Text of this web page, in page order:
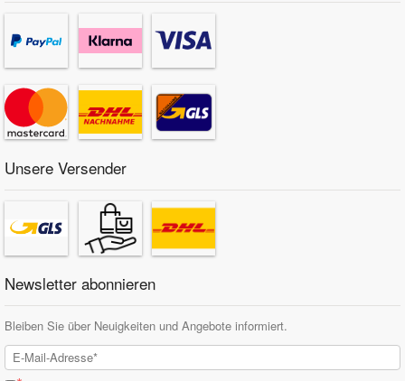
Unsere Versender
Newsletter abonnieren
Bleiben Sie über Neuigkeiten und Angebote informiert.